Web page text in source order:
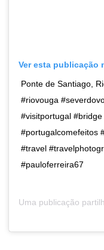
Ver esta publicação
Ponte de Santiago,
#riovouga
#visitportugal
#portugalcomefeitos
#travel
#pauloferreira67
Uma publicação